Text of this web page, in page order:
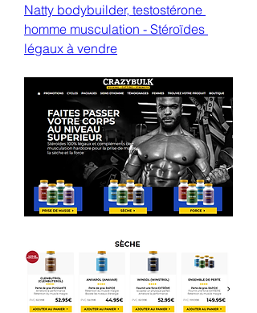
Natty bodybuilder, testostérone
homme musculation - Stéroïdes
légaux à vendre